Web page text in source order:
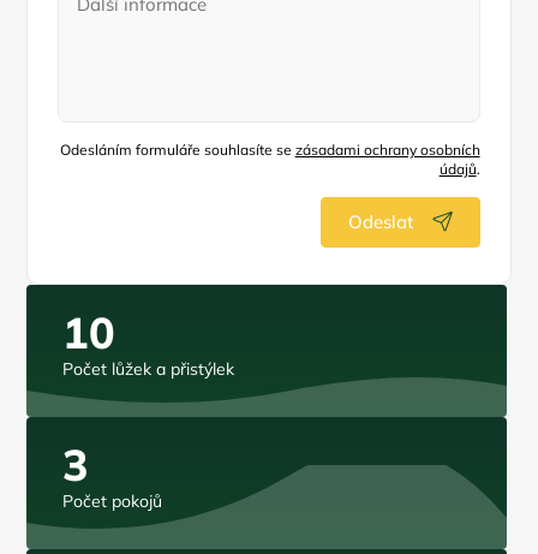
Odesláním formuláře souhlasíte se zásadami ochrany osobních
údajů.
Odeslat
10
Počet lůžek a přistýlek
3
Počet pokojů